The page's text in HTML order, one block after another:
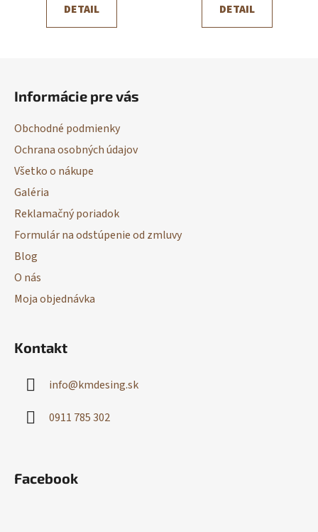
DETAIL DETAIL
Informácie pre vás
Obchodné podmienky
Ochrana osobných údajov
Všetko o nákupe
Galéria
Reklamačný poriadok
Formulár na odstúpenie od zmluvy
Blog
O nás
Moja objednávka
Kontakt
info@kmdesing.sk
0911 785 302
Facebook